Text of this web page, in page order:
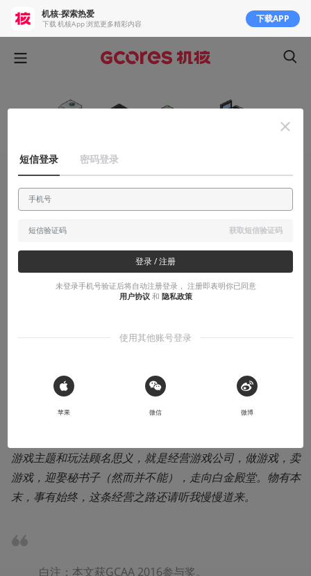
想做游戏？可以先玩玩这个
想要做游戏，喜欢模拟游戏，都可以试试。
有民间翻译为“游戏发展国”）。是一款兼有模拟经营和养成
要素的像素风游戏。
游戏主题和玩法顾名思义，就是经营游戏公司，做游戏，卖
游戏，迎娶秘书子（然而并不能），走向白金殿堂。物有本
末，事有始终，这条经营之路还请听我慢慢道来。
白注：本文获GCAA 2016参与奖。
机核-探索热爱
下载 机核App 浏览更多精彩内容 下载APP
短信登录 密码登录
获取短信验证码
登录 / 注册
未登录手机号验证后将自动注册登录， 注册即表明你已同意
用户协议 和 隐私政策
使用其他账号登录
 Sign in with Apple
苹果 微信 微博